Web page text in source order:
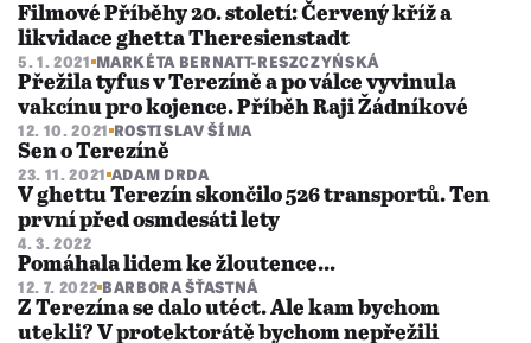
Filmové Příběhy 20. století: Červený kříž a
likvidace ghetta Theresienstadt
5. 1. 2021 MARKÉTA BERNATT-RESZCZYŃSKÁ
Přežila tyfus v Terezíně a po válce vyvinula
vakcínu pro kojence. Příběh Raji Žádníkové
12. 10. 2021 ROSTISLAV ŠÍMA
Sen o Terezíně
23. 11. 2021 ADAM DRDA
V ghettu Terezín skončilo 526 transportů. Ten
první před osmdesáti lety
4. 3. 2022
Pomáhala lidem ke žloutence...
12. 7. 2022 BARBORA ŠŤASTNÁ
Z Terezína se dalo utéct. Ale kam bychom
utekli? V protektorátě bychom nepřežili